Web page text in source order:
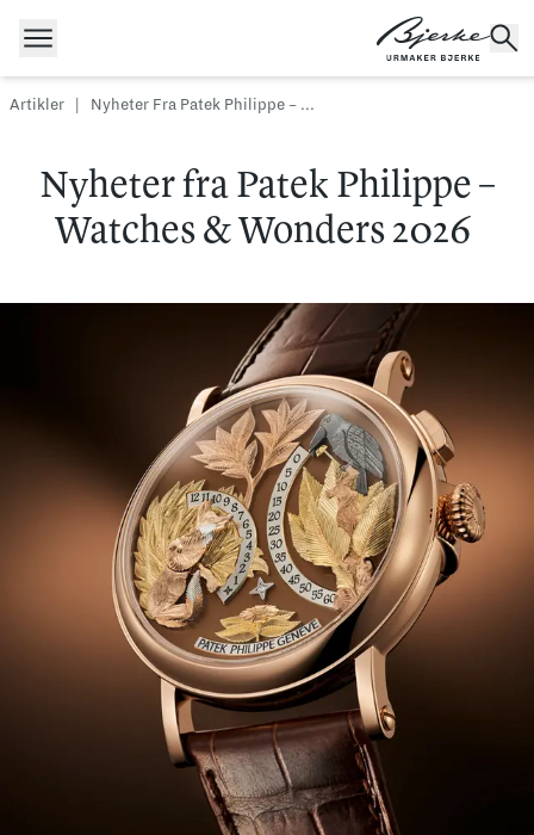
Hopp til innhold
POPULÆRE SØK
Rolex Cartier Dykkerur Speedmaster
Artikler Nyheter Fra Patek Philippe – ...
Nyheter fra Patek Philippe –
Watches & Wonders 2026